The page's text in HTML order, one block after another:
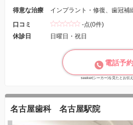
得意な治療
インプラント・修復、歯冠
口コミ
-点(0件)
休診日
日曜日・祝日
電話予約
seeker(シーカー)を見たとお伝
名古屋歯科 名古屋駅院